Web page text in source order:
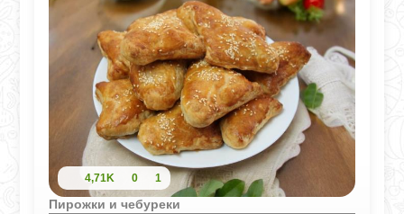
4,71K 0 1
Пирожки и чебуреки